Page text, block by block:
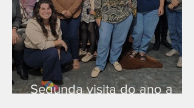
Segunda visita do ano a